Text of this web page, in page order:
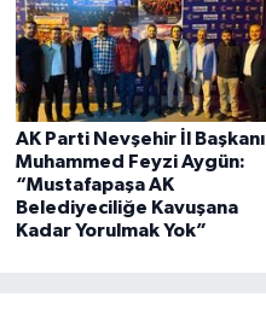
AK Parti Nevşehir İl Başkanı
Muhammed Feyzi Aygün:
“Mustafapaşa AK
Belediyeciliğe Kavuşana
Kadar Yorulmak Yok”